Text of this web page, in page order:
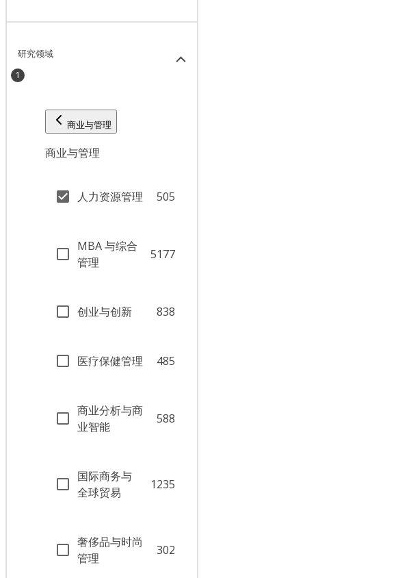
研究领域
1
商业与管理
商业与管理
人力资源管理 505
MBA 与综合
管理
5177
创业与创新 838
医疗保健管理 485
商业分析与商
业智能
588
国际商务与
全球贸易
1235
奢侈品与时尚
管理
302